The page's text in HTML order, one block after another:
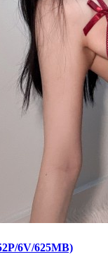
6V/625MB)